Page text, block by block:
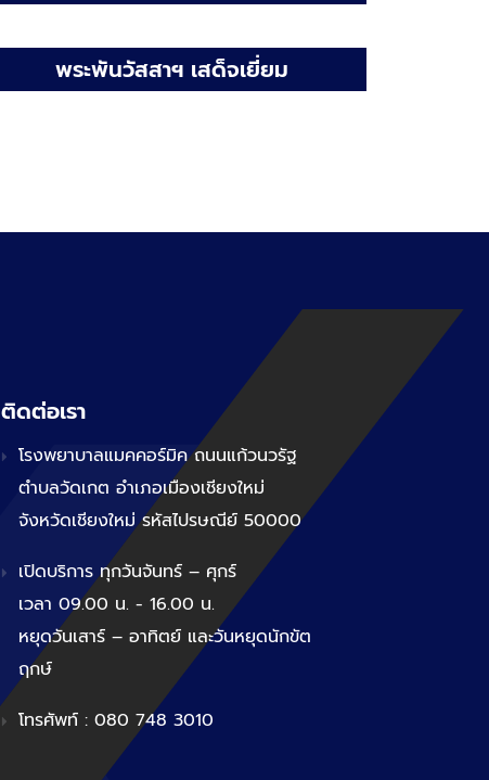
พระพันวัสสาฯ เสด็จเยี่ยม
ติดต่อเรา
โรงพยาบาลแมคคอร์มิค ถนนแก้วนวรัฐ
ตำบลวัดเกต อำเภอเมืองเชียงใหม่
จังหวัดเชียงใหม่ รหัสไปรษณีย์ 50000
เปิดบริการ ทุกวันจันทร์ – ศุกร์
เวลา 09.00 น. - 16.00 น.
หยุดวันเสาร์ – อาทิตย์ และวันหยุดนักขัต
ฤกษ์
โทรศัพท์ : 080 748 3010